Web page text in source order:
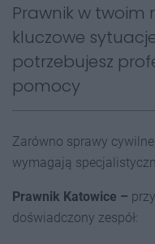
Prawnik w twoim
kluczowe
potrzebujesz
pomocy
Zarówno sprawy
wymagają
Prawnik Katowice –
doświadczony zespół: